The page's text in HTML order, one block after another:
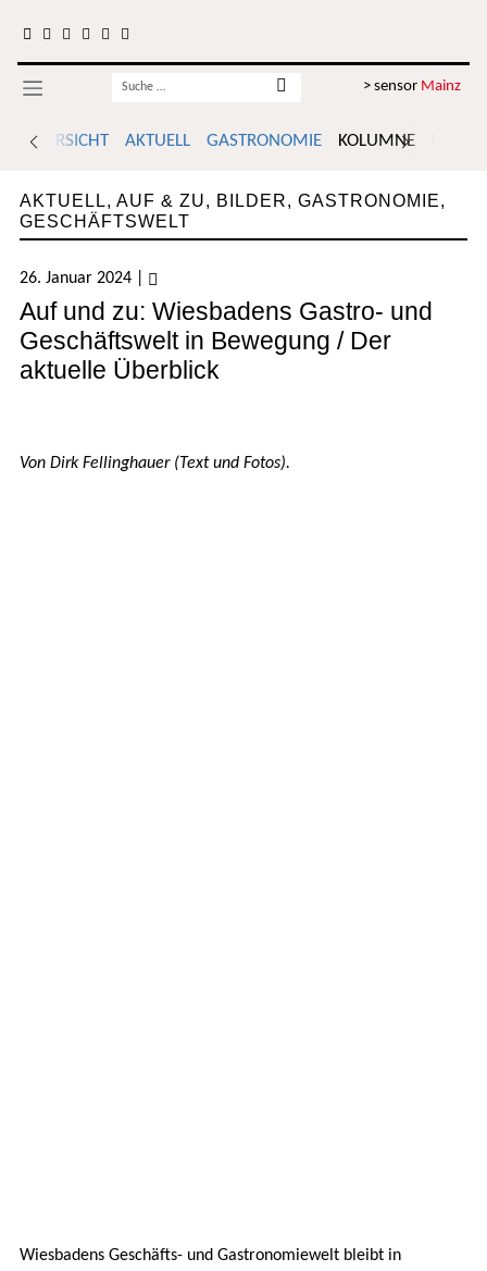
Username > sensor Mainz
ÜBERSICHT AKTUELL GASTRONOMIE KOLUMNE
AKTUELL, AUF & ZU, BILDER, GASTRONOMIE,
GESCHÄFTSWELT
26. Januar 2024
Auf und zu: Wiesbadens Gastro- und
Geschäftswelt in Bewegung / Der
aktuelle Überblick
Von Dirk Fellinghauer (Text und Fotos).
Wiesbadens Geschäfts- und Gastronomiewelt bleibt in